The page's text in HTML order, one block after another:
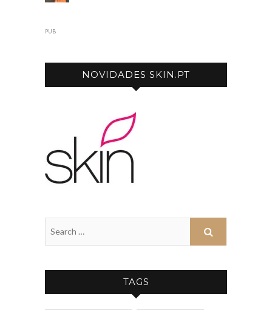
PUB
NOVIDADES SKIN.PT
TAGS